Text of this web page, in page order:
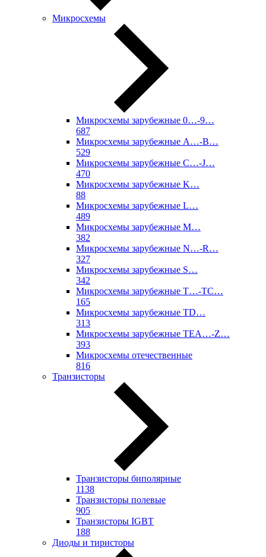
Микросхемы
Микросхемы зарубежные 0…-9…
687
Микросхемы зарубежные A…-B…
529
Микросхемы зарубежные C…-J…
470
Микросхемы зарубежные K…
88
Микросхемы зарубежные L…
489
Микросхемы зарубежные M…
382
Микросхемы зарубежные N…-R…
327
Микросхемы зарубежные S…
342
Микросхемы зарубежные T…-TC…
165
Микросхемы зарубежные TD…
313
Микросхемы зарубежные TEA…-Z…
393
Микросхемы отечественные
816
Транзисторы
Транзисторы биполярные
1138
Транзисторы полевые
905
Транзисторы IGBT
188
Диоды и тиристоры